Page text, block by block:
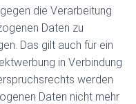
die Verarbeitung
Daten zu
Das gilt auch für ein
in Verbindung
werden
Daten nicht mehr